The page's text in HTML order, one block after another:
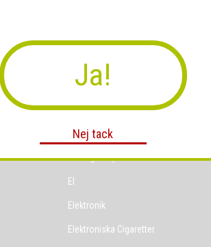
bransch
Ekologiska produkter
El
Elektronik
Elektroniska Cigaretter
Ja!
Nej tack